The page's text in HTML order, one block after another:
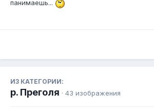
панимаешь...
ИЗ КАТЕГОРИИ:
р. Преголя · 43 изображения